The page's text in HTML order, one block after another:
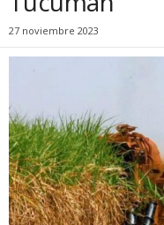
27 noviembre 2023